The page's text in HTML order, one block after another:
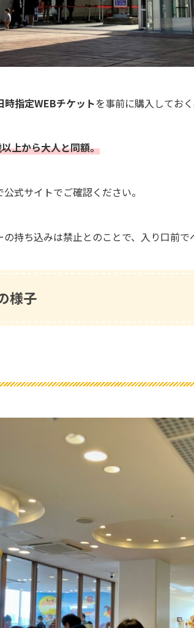
時指定WEBチケットを事前に購入しておく
上から大人と同額。
公式サイトでご確認ください。
持ち込みは禁止とのことで、入り口前で
様子